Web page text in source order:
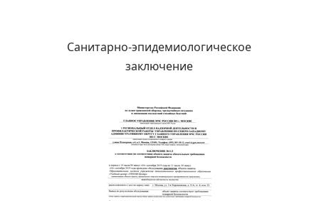
Санитарно-эпидемиологическое
заключение